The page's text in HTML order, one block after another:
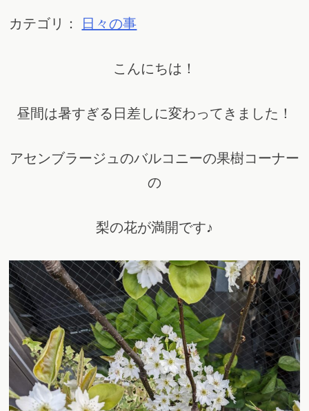
カテゴリ： 日々の事
こんにちは！
昼間は暑すぎる日差しに変わってきました！
アセンブラージュのバルコニーの果樹コーナー
の
梨の花が満開です♪